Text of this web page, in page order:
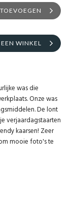
TOEVOEGEN
WINKEL
was die
Onze was
De lont
verjaardagstaarten
kaarsen! Zeer
mooie foto's te